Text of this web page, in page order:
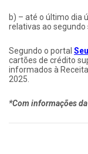
b) – até o último dia
relativas ao
Segundo o portal
cartões de crédito
informados à
2025.
*Com informações